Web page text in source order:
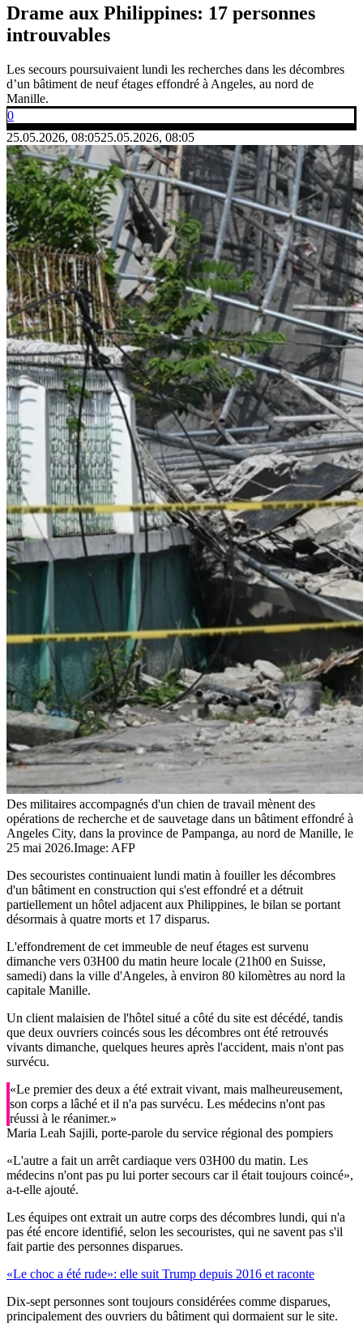
Drame aux Philippines: 17 personnes
introuvables
Les secours poursuivaient lundi les recherches dans les décombres
d’un bâtiment de neuf étages effondré à Angeles, au nord de
Manille.
0
25.05.2026, 08:0525.05.2026, 08:05
Des militaires accompagnés d'un chien de travail mènent des
opérations de recherche et de sauvetage dans un bâtiment effondré à
Angeles City, dans la province de Pampanga, au nord de Manille, le
25 mai 2026.Image: AFP
Des secouristes continuaient lundi matin à fouiller les décombres
d'un bâtiment en construction qui s'est effondré et a détruit
partiellement un hôtel adjacent aux Philippines, le bilan se portant
désormais à quatre morts et 17 disparus.
L'effondrement de cet immeuble de neuf étages est survenu
dimanche vers 03H00 du matin heure locale (21h00 en Suisse,
samedi) dans la ville d'Angeles, à environ 80 kilomètres au nord la
capitale Manille.
Un client malaisien de l'hôtel situé a côté du site est décédé, tandis
que deux ouvriers coincés sous les décombres ont été retrouvés
vivants dimanche, quelques heures après l'accident, mais n'ont pas
survécu.
«Le premier des deux a été extrait vivant, mais malheureusement,
son corps a lâché et il n'a pas survécu. Les médecins n'ont pas
réussi à le réanimer.»
Maria Leah Sajili, porte-parole du service régional des pompiers
«L'autre a fait un arrêt cardiaque vers 03H00 du matin. Les
médecins n'ont pas pu lui porter secours car il était toujours coincé»,
a-t-elle ajouté.
Les équipes ont extrait un autre corps des décombres lundi, qui n'a
pas été encore identifié, selon les secouristes, qui ne savent pas s'il
fait partie des personnes disparues.
«Le choc a été rude»: elle suit Trump depuis 2016 et raconte
Dix-sept personnes sont toujours considérées comme disparues,
principalement des ouvriers du bâtiment qui dormaient sur le site.